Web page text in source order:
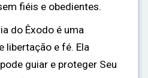
fiéis e obedientes.
do Êxodo é uma
libertação e fé. Ela
guiar e proteger Seu